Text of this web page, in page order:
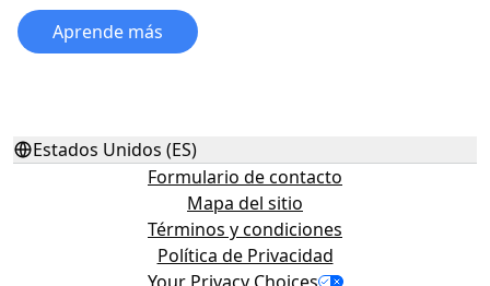
Aprende más
Estados Unidos (ES)
Formulario de contacto
Mapa del sitio
Términos y condiciones
Política de Privacidad